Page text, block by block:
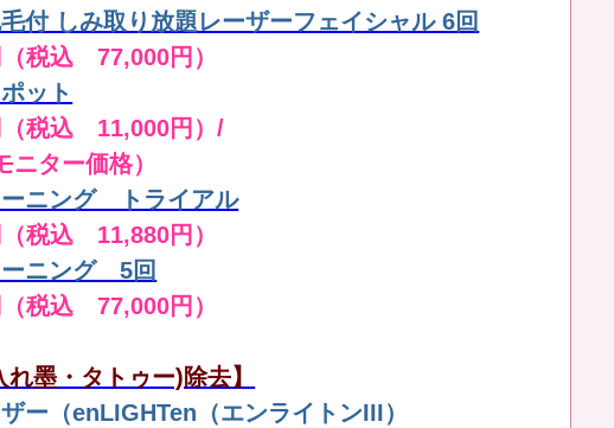
付 しみ取り放題レーザーフェイシャル 6回
税込 77,000円）
ット
（税込 11,000円）/
ニター価格）
ーニング トライアル
税込 11,880円）
ーニング 5回
税込 77,000円）
れ墨・タトゥー)除去】
ー（enLIGHTen（エンライトンIII）